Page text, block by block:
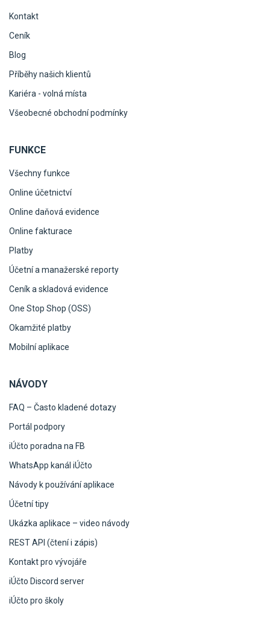
Kontakt
Ceník
Blog
Příběhy našich klientů
Kariéra - volná místa
Všeobecné obchodní podmínky
FUNKCE
Všechny funkce
Online účetnictví
Online daňová evidence
Online fakturace
Platby
Účetní a manažerské reporty
Ceník a skladová evidence
One Stop Shop (OSS)
Okamžité platby
Mobilní aplikace
NÁVODY
FAQ – Často kladené dotazy
Portál podpory
iÚčto poradna na FB
WhatsApp kanál iÚčto
Návody k používání aplikace
Účetní tipy
Ukázka aplikace – video návody
REST API (čtení i zápis)
Kontakt pro vývojáře
iÚčto Discord server
iÚčto pro školy